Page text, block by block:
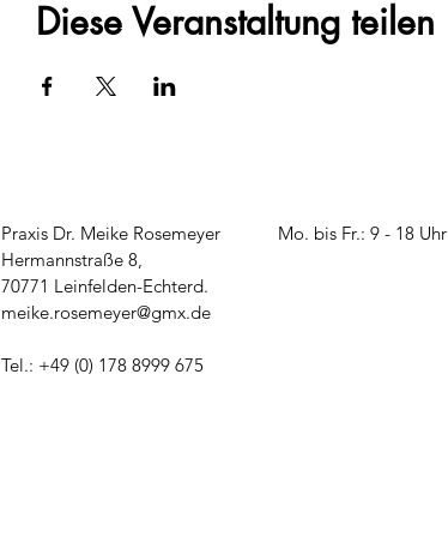
Diese Veranstaltung teilen
Praxis Dr. Meike Rosemeyer
Hermannstraße 8,
70771 Leinfelden-Echterd.
meike.rosemeyer@gmx.de
Tel.: +49 (0) 178 8999 675
Mo. bis Fr.: 9 - 18 Uhr